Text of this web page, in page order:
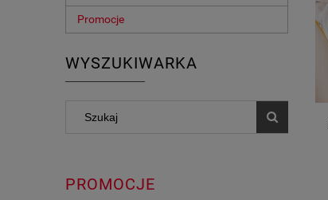
Promocje
WYSZUKIWARKA
PROMOCJE